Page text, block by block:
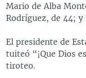
Mario de Alba
Rodríguez, de 44; y
El presidente de
tuiteó “¡Que Dios
tiroteo.